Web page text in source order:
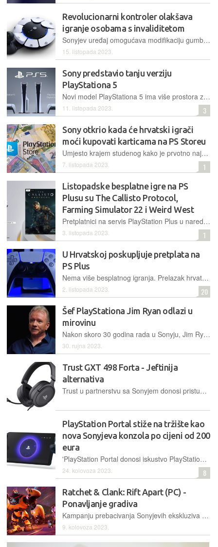
Revolucionarni kontroler olakšava
igranje osobama s invaliditetom
Sonyjev uređaj omogućava modifikaciju gumba i palica, programiranje specijaliziranih kontrola i uparivanje dva kontrolera da funkcioniraju kao jedan
15. listopada 2023.
Sony predstavio tanju verziju
PlayStationa 5
Novi model PlayStationa 5 ima više prostora za pohranu, a u usporedbi s prvotnom inačicom konzole, lakši je za 18 ili 24 posto, ovisno o tome radi li se o digitalnoj verziji ili onoj s diskom
11. listopada 2023. 3
Sony otkrio kada će hrvatski igrači
moći kupovati karticama na PS Storeu
Umjesto krajem studenog kako je prvotno najavljeno, PlayStation Store prebacit će se na euro 13. studenog
7. listopada 2023. 1
Listopadske besplatne igre na PS
Plusu su The Callisto Protocol,
Farming Simulator 22 i Weird West
Pretplatnici na servis PlayStation Plus u narednih mjesec dana mogu prisvojiti tri nova naslova, survival horor The Callisto Protocol, legendarni Farming Simulator 22 i nadnaravni Weird West
3. listopada 2023. 1
U Hrvatskoj poskupljuje pretplata na
PS Plus
Nema više besplatnog igranja. Prelazak hrvatskog PlayStation Storea na euro donosi i povećanje cijena pretplate na PS Plus od sljedećeg mjeseca
2. listopada 2023. 20
Šef PlayStationa Jim Ryan odlazi u
mirovinu
Nakon skoro 30 godina rada u Sonyju, Jim Ryan najavio je da ide u mirovinu. Dužnost privremenog izvršnog direktora preuzet će Hiroki Totoki, Sonyjev šef financija
30. rujna 2023.
Trust GXT 498 Forta - Jeftinija
alternativa
Trust u partnerstvu sa Sonyjem donosi pristupačniju alternativu značajno skupljim licenciranim headsetima za PlayStation, ali uz neke kompromise
PlayStation Portal stiže na tržište kao
nova Sonyjeva konzola po cijeni od 200
eura
'PlayStation Portal donosi iskustvo PlayStationa 5 na dlanu. Uključuje ključne značajke bežičnog kontrolera DualSense, poput prilagodljivih okidača i dodirnih povratnih informacija', navode iz Sonyja
24. kolovoza 2023. 8
Ratchet & Clank: Rift Apart (PC) -
Ponavljanje gradiva
Kampanju prebacivanja Sonyjevih ekskluziva na PC nastavlja Ratchet & Clank: Rift Apart, koji smo izvorno zaigrali prije dvije godine na PlayStationu 5
9. kolovoza 2023.